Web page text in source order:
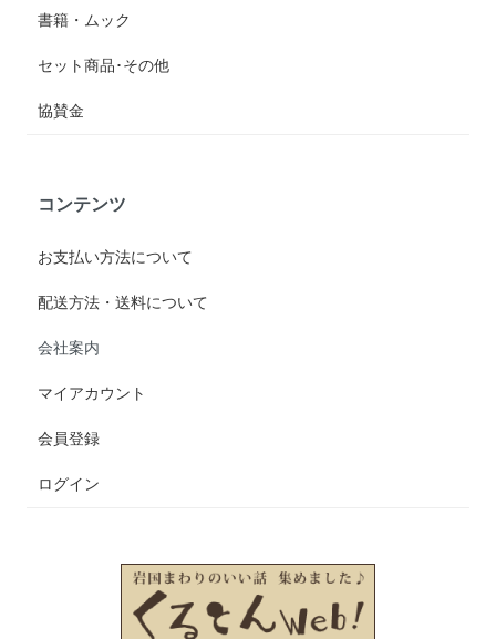
書籍・ムック
セット商品･その他
協賛金
コンテンツ
お支払い方法について
配送方法・送料について
会社案内
マイアカウント
会員登録
ログイン